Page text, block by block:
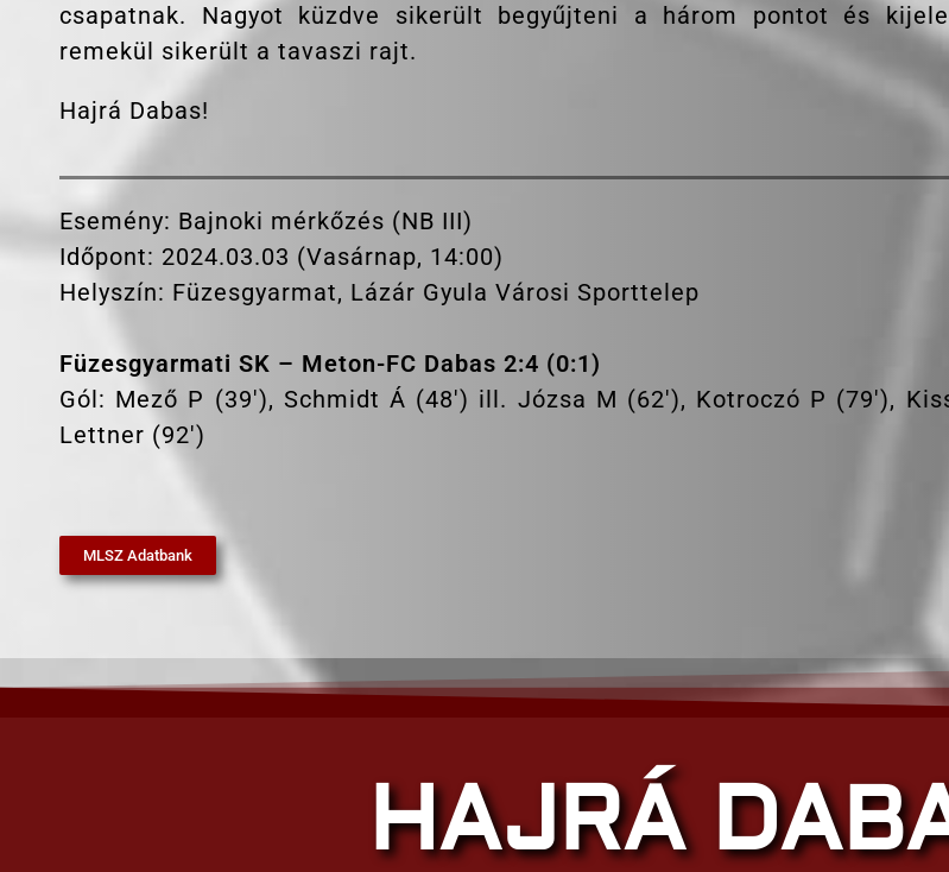
csapatnak. Nagyot küzdve sikerült begyűjteni a három pontot és
remekül sikerült a tavaszi rajt.
Hajrá Dabas!
Esemény: Bajnoki mérkőzés (NB III)
Időpont: 2024.03.03 (Vasárnap, 14:00)
Helyszín: Füzesgyarmat, Lázár Gyula Városi Sporttelep
Füzesgyarmati SK – Meton-FC Dabas 2:4 (0:1)
Gól: Mező P (39′), Schmidt Á (48′) ill. Józsa M (62′), Kotroczó P (79′),
Lettner (92′)
MLSZ Adatbank
HAJRÁ